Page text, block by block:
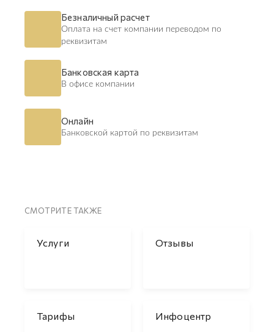
Безналичный расчет
Оплата на счет компании переводом по
реквизитам
Банковская карта
В офисе компании
Онлайн
Банковской картой по реквизитам
СМОТРИТЕ ТАКЖЕ
Услуги Отзывы
Тарифы Инфоцентр